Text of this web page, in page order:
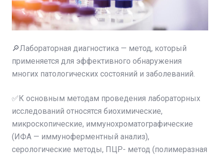
🔎Лабораторная диагностика — метод, который
применяется для эффективного обнаружения
многих патологических состояний и заболеваний.
✅К основным методам проведения лабораторных
исследований относятся биохимические,
микроскопические, иммунохроматографические
(ИФА — иммуноферментный анализ),
серологические методы, ПЦР- метод (полимеразная